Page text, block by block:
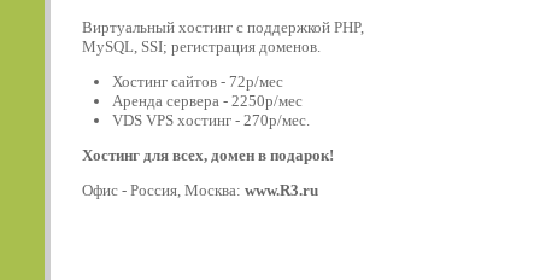
Виртуальный хостинг с поддержкой PHP,
MySQL, SSI; регистрация доменов.
Хостинг сайтов - 72р/мес
Аренда сервера - 2250р/мес
VDS VPS хостинг - 270р/мес.
Хостинг для всех, домен в подарок!
Офис - Россия, Москва: www.R3.ru